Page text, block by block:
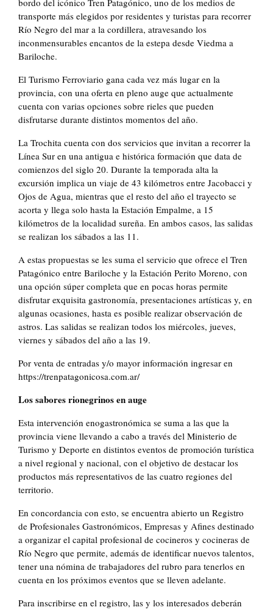
bordo del icónico Tren Patagónico, uno de los medios de
transporte más elegidos por residentes y turistas para recorrer
Río Negro del mar a la cordillera, atravesando los
inconmensurables encantos de la estepa desde Viedma a
Bariloche.
El Turismo Ferroviario gana cada vez más lugar en la
provincia, con una oferta en pleno auge que actualmente
cuenta con varias opciones sobre rieles que pueden
disfrutarse durante distintos momentos del año.
La Trochita cuenta con dos servicios que invitan a recorrer la
Línea Sur en una antigua e histórica formación que data de
comienzos del siglo 20. Durante la temporada alta la
excursión implica un viaje de 43 kilómetros entre Jacobacci y
Ojos de Agua, mientras que el resto del año el trayecto se
acorta y llega solo hasta la Estación Empalme, a 15
kilómetros de la localidad sureña. En ambos casos, las salidas
se realizan los sábados a las 11.
A estas propuestas se les suma el servicio que ofrece el Tren
Patagónico entre Bariloche y la Estación Perito Moreno, con
una opción súper completa que en pocas horas permite
disfrutar exquisita gastronomía, presentaciones artísticas y, en
algunas ocasiones, hasta es posible realizar observación de
astros. Las salidas se realizan todos los miércoles, jueves,
viernes y sábados del año a las 19.
Por venta de entradas y/o mayor información ingresar en
https://trenpatagonicosa.com.ar/
Los sabores rionegrinos en auge
Esta intervención enogastronómica se suma a las que la
provincia viene llevando a cabo a través del Ministerio de
Turismo y Deporte en distintos eventos de promoción turística
a nivel regional y nacional, con el objetivo de destacar los
productos más representativos de las cuatro regiones del
territorio.
En concordancia con esto, se encuentra abierto un Registro
de Profesionales Gastronómicos, Empresas y Afines destinado
a organizar el capital profesional de cocineros y cocineras de
Río Negro que permite, además de identificar nuevos talentos,
tener una nómina de trabajadores del rubro para tenerlos en
cuenta en los próximos eventos que se lleven adelante.
Para inscribirse en el registro, las y los interesados deberán